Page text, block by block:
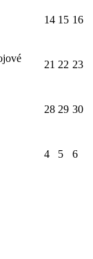
14 15 16
21 22 23
28 29 30
4 5 6